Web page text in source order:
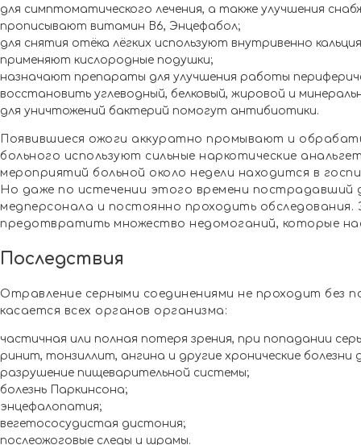
для симптоматического лечения, а также улучшения
прописывают витамин B6, Энцефабол;
для снятия отёка лёгких используют внутривенно
применяют кислородные подушки;
назначают препараты для улучшения работы
восстановить углеводный, белковый, жировой и
для уничтожений бактерий помогут антибиотики.
Появившиеся ожоги аккуратно промывают и
больного используют сильные наркотические
мероприятий больной около недели находится в
Но даже по истечении этого времени пострадавший
медперсонала и постоянно проходить
предотвратить множество недомоганий, которые
Последствия
Отравление серными соединениями не проходит без
касается всех органов организма:
частичная или полная потеря зрения, при попадании
ринит, тонзиллит, ангина и другие хронические болезни
разрушение пищеварительной системы;
болезнь Паркинсона;
энцефалопатия;
вегетососудистая дистония;
послеожоговые следы и шрамы.